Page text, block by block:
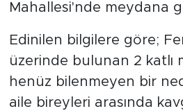
Mahallesi'nde meydana
Edinilen bilgilere göre;
üzerinde bulunan 2 katlı
henüz bilenmeyen bir
aile bireyleri arasında
Arguvan
Battalgazi
Darende